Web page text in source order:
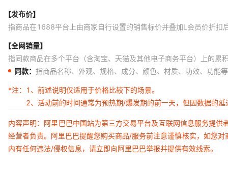
【发布价】
指商品在1688平台上由商家自行设置的销售标价并叠加L会员价折扣
【全网销量】
指同款商品在多个平台（含淘宝、天猫及其他电子商务平台）上的累
同款： 指商品名称、外观、规格、成分、颜色、材质、功效、功能
*注：
1、前述说明仅适用于价格比较下的场景。
2、活动前的时间通常为预热期/爆发期的前一天，但因数据的
内容声明：阿里巴巴中国站为第三方交易平台及互联网信息服务提
经营者负责。阿里巴巴提醒您购买商品/服务前注意谨慎核实，如您
内有任何违法/侵权信息，请立即向阿里巴巴举报并提供有效线索。